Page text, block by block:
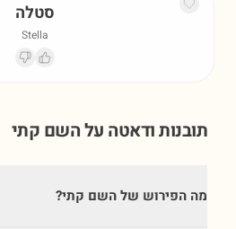
סטלה
Stella
תובנות ודאטה על השם קתי
מה הפירוש של השם קתי?